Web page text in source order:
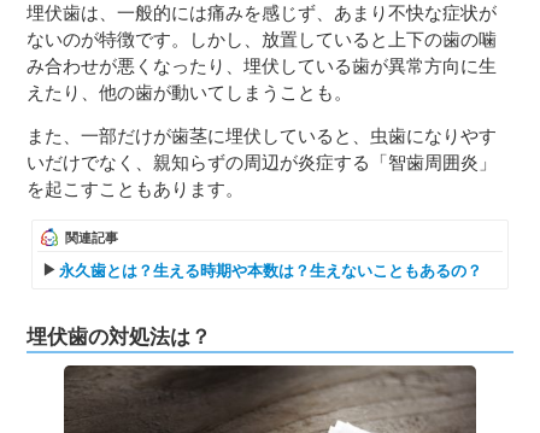
埋伏歯は、一般的には痛みを感じず、あまり不快な症状が
ないのが特徴です。しかし、放置していると上下の歯の噛
み合わせが悪くなったり、埋伏している歯が異常方向に生
えたり、他の歯が動いてしまうことも。
また、一部だけが歯茎に埋伏していると、虫歯になりやす
いだけでなく、親知らずの周辺が炎症する「智歯周囲炎」
を起こすこともあります。
関連記事
永久歯とは？生える時期や本数は？生えないこともあるの？
埋伏歯の対処法は？